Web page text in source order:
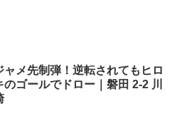
ャメ先制弾！逆転されてもヒロ
のゴールでドロー｜磐田 2-2 川